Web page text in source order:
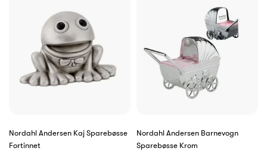
Nordahl Andersen Kaj Sparebøsse
Fortinnet
Nordahl Andersen Barnevogn
Sparebøsse Krom